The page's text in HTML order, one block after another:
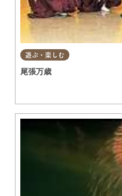
遊ぶ・楽しむ
尾張万歳